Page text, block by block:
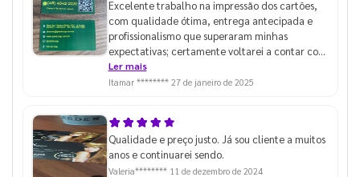
Excelente trabalho na impressão dos cartões,
com qualidade ótima, entrega antecipada e
profissionalismo que superaram minhas
expectativas; certamente voltarei a contar com
vocês e recomendarei a outros.
Ler mais
Itamar ******** 27 de janeiro de 2025
Qualidade e preço justo. Já sou cliente a muitos
anos e continuarei sendo.
Valeria******** 11 de dezembro de 2024